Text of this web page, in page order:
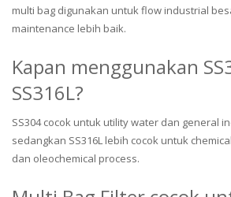
multi bag digunakan untuk flow industrial
maintenance lebih baik.
Kapan menggunakan
SS316L?
SS304 cocok untuk utility water dan general
sedangkan SS316L lebih cocok untuk
dan oleochemical process.